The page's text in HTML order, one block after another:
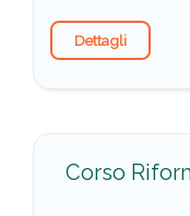
Dettagli
Corso